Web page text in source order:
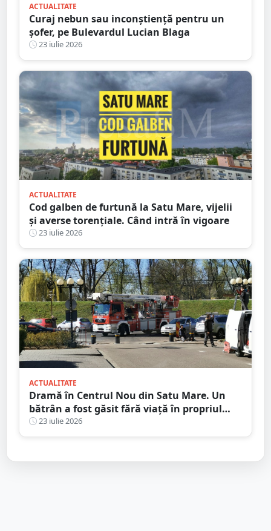
ACTUALITATE
Curaj nebun sau inconștiență pentru un
șofer, pe Bulevardul Lucian Blaga
23 iulie 2026
ACTUALITATE
Cod galben de furtună la Satu Mare, vijelii
și averse torențiale. Când intră în vigoare
23 iulie 2026
ACTUALITATE
Dramă în Centrul Nou din Satu Mare. Un
bătrân a fost găsit fără viață în propriul
apartament, după două zile în care nu a
mai răspuns la telefon
23 iulie 2026